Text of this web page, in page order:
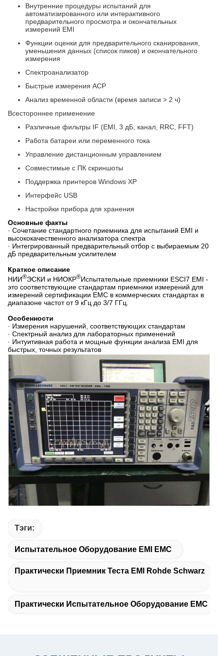
Внутренние процедуры испытаний для
автоматизированного или интерактивного
предварительного просмотра и окончательных
измерений EMI
Функции оценки для предварительного сканирования,
уменьшения данных (список пиков) и окончательного
измерения
Спектроанализатор
Быстрые измерения ACP
Анализ временной области (время записи > 2 ч)
Всестороннее применение
Различные фильтры IF (EMI, 3 дБ, канал, RRC, FFT)
Работа батареи или переменного тока
Управление дистанционным управлением
Совместимые с ПК скриншоты
Поддержка принтеров Windows XP
Интерфейс USB
Настройки прибора для хранения
Основные факты
· Сочетание стандартного приемника для испытаний EMI и
высококачественного анализатора спектра
· Интегрированный предварительный отбор с выбираемым 20
дБ предварительным усилителем
Краткое описание
НИИ®ЭСКИ и НИОКР®Испытательные приемники ESCI7 EMI -
это соответствующие стандартам приемники измерений для
измерений сертификации EMC в коммерческих стандартах в
диапазоне частот от 9 кГц до 3/7 ГГц.
Особенности
· Измерения нарушений, соответствующих стандартам
· Спектрный анализ для лабораторных применений
· Интуитивная работа и мощные функции анализа EMI для
быстрых, точных результатов
Тэги:
Испытательное Оборудование EMI EMC
Практически Приемник Теста EMI Rohde Schwarz
Практически Испытательное Оборудование EMC